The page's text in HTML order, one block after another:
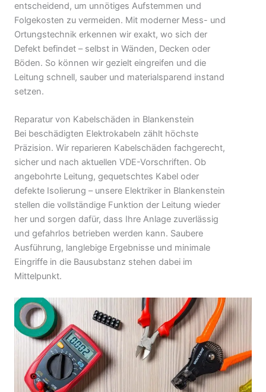
entscheidend, um unnötiges Aufstemmen und
Folgekosten zu vermeiden. Mit moderner Mess- und
Ortungstechnik erkennen wir exakt, wo sich der
Defekt befindet – selbst in Wänden, Decken oder
Böden. So können wir gezielt eingreifen und die
Leitung schnell, sauber und materialsparend instand
setzen.
Reparatur von Kabelschäden in Blankenstein
Bei beschädigten Elektrokabeln zählt höchste
Präzision. Wir reparieren Kabelschäden fachgerecht,
sicher und nach aktuellen VDE-Vorschriften. Ob
angebohrte Leitung, gequetschtes Kabel oder
defekte Isolierung – unsere Elektriker in Blankenstein
stellen die vollständige Funktion der Leitung wieder
her und sorgen dafür, dass Ihre Anlage zuverlässig
und gefahrlos betrieben werden kann. Saubere
Ausführung, langlebige Ergebnisse und minimale
Eingriffe in die Bausubstanz stehen dabei im
Mittelpunkt.